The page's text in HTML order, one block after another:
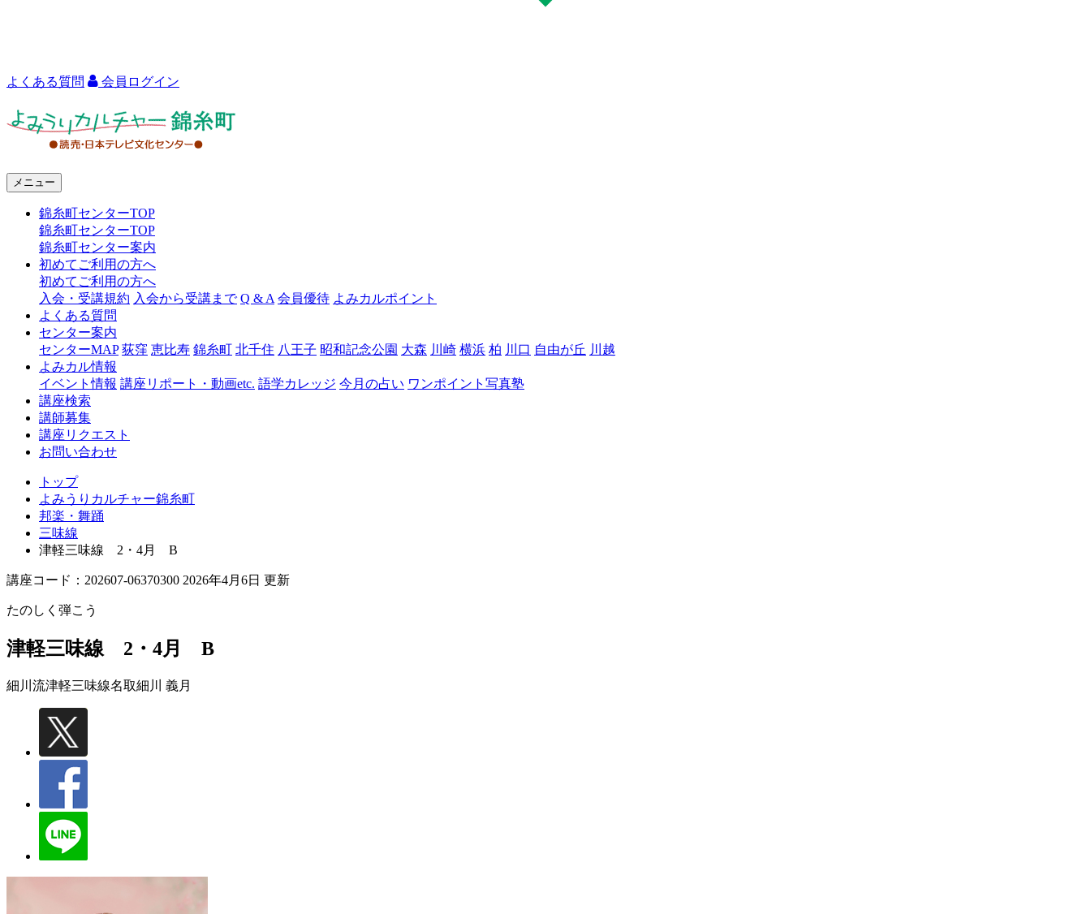
よくある質問 会員ログイン
ャ
錦
糸
メニュー
錦糸町センターTOP
錦糸町センターTOP
錦糸町センター案内
初めてご利用の方へ
初めてご利用の方へ
入会・受講規約 入会から受講まで Q & A 会員優待 よみカルポイント
よくある質問
センター案内
センターMAP 荻窪 恵比寿 錦糸町 北千住 八王子 昭和記念公園 大森 川崎 横浜 柏 川口 自由が丘 川越
よみカル情報
イベント情報 講座リポート・動画etc. 語学カレッジ 今月の占い ワンポイント写真塾
講座検索
講師募集
講座リクエスト
お問い合わせ
トップ
よみうりカルチャー錦糸町
邦楽・舞踊
三味線
津軽三味線 2・4月 B
講座コード：202607-06370300 2026年4月6日 更新
たのしく弾こう
津軽三味線 2・4月 B
細川流津軽三味線名取細川 義月